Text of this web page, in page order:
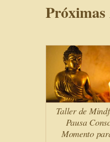
Taller de
Pausa
Momento